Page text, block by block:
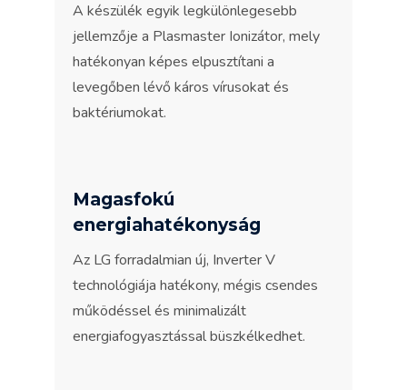
A készülék egyik legkülönlegesebb
jellemzője a Plasmaster Ionizátor, mely
hatékonyan képes elpusztítani a
levegőben lévő káros vírusokat és
baktériumokat.
Magasfokú
energiahatékonyság
Az LG forradalmian új, Inverter V
technológiája hatékony, mégis csendes
működéssel és minimalizált
energiafogyasztással büszkélkedhet.